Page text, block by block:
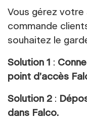
Vous gérez
commande
souhaitez le
Solution 1 :
point d’accès
Solution 2 :
dans Falco.